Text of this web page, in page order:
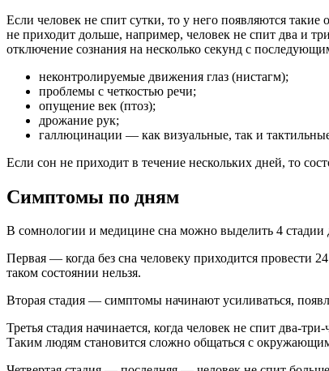
Если человек не спит сутки, то у него появляются
не приходит дольше, например, человек не спит два и
отключение сознания на несколько секунд с
неконтролируемые движения глаз (нистагм);
проблемы с четкостью речи;
опущение век (птоз);
дрожание рук;
галлюцинации — как визуальные, так и
Если сон не приходит в течение нескольких дней, то
Симптомы по дням
В сомнологии и медицине сна можно выделить 4 стадии
Первая — когда без сна человеку приходится провести
таком состоянии нельзя.
Вторая стадия — симптомы начинают усиливаться,
Третья стадия начинается, когда человек не спит два-
Таким людям становится сложно общаться с